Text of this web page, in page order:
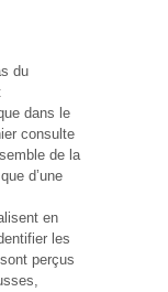
du
dans le
consulte
de la
d’une
en
les
perçus